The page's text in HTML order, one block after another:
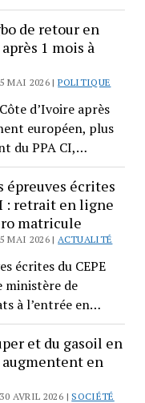
de retour en
1 mois à
5 MAI 2026 |POLITIQUE
d’Ivoire après
européen, plus
du PPA CI,…
épreuves écrites
: retrait en ligne
matricule
MAI 2026 | ACTUALITÉ
écrites du CEPE
ministère de
à l’entrée en…
et du gasoil en
augmentent en
AVRIL 2026 | SOCIÉTÉ